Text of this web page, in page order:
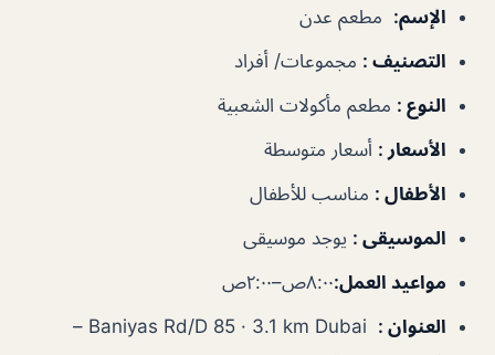
الإسم: مطعم عدن
التصنيف : مجموعات/ أفراد
النوع : مطعم مأكولات الشعبية
الأسعار : أسعار متوسطة
الأطفال : مناسب للأطفال
الموسيقى : يوجد موسيقى
مواعيد العمل:٨:٠٠ص–٢:٠٠ص
العنوان :
Baniyas Rd/D 85 · 3.1 km Dubai –